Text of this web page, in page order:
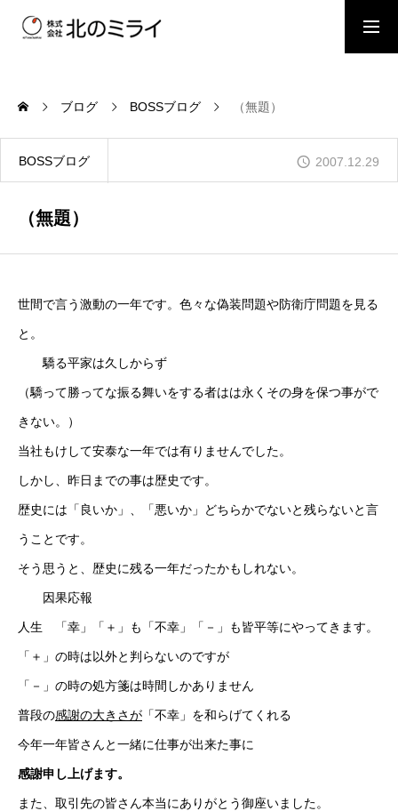
会社概要
事業内容
お問い合わせ
採用情報
ブログ
ブログ BOSSブログ （無題）
BOSSブログ 2007.12.29
（無題）
世間で言う激動の一年です。色々な偽装問題や防衛庁問題を見る
と。
驕る平家は久しからず
（驕って勝ってな振る舞いをする者はは永くその身を保つ事がで
きない。）
当社もけして安泰な一年では有りませんでした。
しかし、昨日までの事は歴史です。
歴史には「良いか」、「悪いか」どちらかでないと残らないと言
うことです。
そう思うと、歴史に残る一年だったかもしれない。
因果応報
人生 「幸」「＋」も「不幸」「－」も皆平等にやってきます。
「＋」の時は以外と判らないのですが
「－」の時の処方箋は時間しかありません
普段の感謝の大きさが 「不幸」を和らげてくれる
今年一年皆さんと一緒に仕事が出来た事に
感謝申し上げます。
また、取引先の皆さん本当にありがとう御座いました。